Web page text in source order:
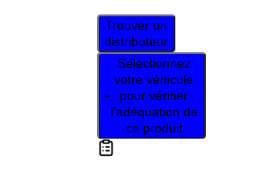
Trouver un
distributeur
Sélectionnez
votre véhicule
pour vérifier
l’adéquation de
ce produit